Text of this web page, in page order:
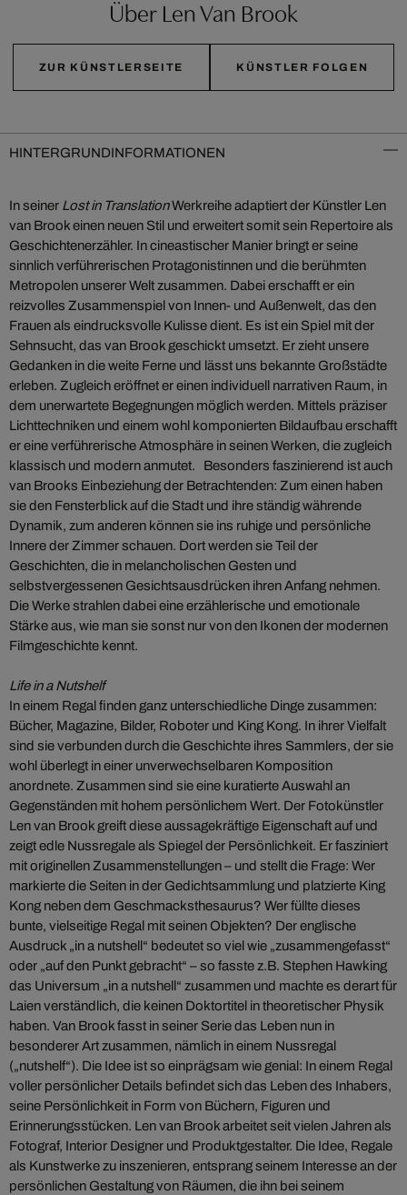
Über Len Van Brook
ZUR KÜNSTLERSEITE KÜNSTLER FOLGEN
HINTERGRUNDINFORMATIONEN
In seiner Lost in TranslationWerkreihe adaptiert der Künstler Len
van Brook einen neuen Stil und erweitert somit sein Repertoire als
Geschichtenerzähler. In cineastischer Manier bringt er seine
sinnlich verführerischen Protagonistinnen und die berühmten
Metropolen unserer Welt zusammen. Dabei erschafft er ein
reizvolles Zusammenspiel von Innen- und Außenwelt, das den
Frauen als eindrucksvolle Kulisse dient. Es ist ein Spiel mit der
Sehnsucht, das van Brook geschickt umsetzt. Er zieht unsere
Gedanken in die weite Ferne und lässt uns bekannte Großstädte
erleben. Zugleich eröffnet er einen individuell narrativen Raum, in
dem unerwartete Begegnungen möglich werden. Mittels präziser
Lichttechniken und einem wohl komponierten Bildaufbau erschafft
er eine verführerische Atmosphäre in seinen Werken, die zugleich
klassisch und modern anmutet. Besonders faszinierend ist auch
van Brooks Einbeziehung der Betrachtenden: Zum einen haben
sie den Fensterblick auf die Stadt und ihre ständig währende
Dynamik, zum anderen können sie ins ruhige und persönliche
Innere der Zimmer schauen. Dort werden sie Teil der
Geschichten, die in melancholischen Gesten und
selbstvergessenen Gesichtsausdrücken ihren Anfang nehmen.
Die Werke strahlen dabei eine erzählerische und emotionale
Stärke aus, wie man sie sonst nur von den Ikonen der modernen
Filmgeschichte kennt.
Life in a Nutshelf
In einem Regal finden ganz unterschiedliche Dinge zusammen:
Bücher, Magazine, Bilder, Roboter und King Kong. In ihrer Vielfalt
sind sie verbunden durch die Geschichte ihres Sammlers, der sie
wohl überlegt in einer unverwechselbaren Komposition
anordnete. Zusammen sind sie eine kuratierte Auswahl an
Gegenständen mit hohem persönlichem Wert. Der Fotokünstler
Len van Brook greift diese aussagekräftige Eigenschaft auf und
zeigt edle Nussregale als Spiegel der Persönlichkeit. Er fasziniert
mit originellen Zusammenstellungen – und stellt die Frage: Wer
markierte die Seiten in der Gedichtsammlung und platzierte King
Kong neben dem Geschmacksthesaurus? Wer füllte dieses
bunte, vielseitige Regal mit seinen Objekten? Der englische
Ausdruck „in a nutshell“ bedeutet so viel wie „zusammengefasst“
oder „auf den Punkt gebracht“ – so fasste z.B. Stephen Hawking
das Universum „in a nutshell“ zusammen und machte es derart für
Laien verständlich, die keinen Doktortitel in theoretischer Physik
haben. Van Brook fasst in seiner Serie das Leben nun in
besonderer Art zusammen, nämlich in einem Nussregal
(„nutshelf“). Die Idee ist so einprägsam wie genial: In einem Regal
voller persönlicher Details befindet sich das Leben des Inhabers,
seine Persönlichkeit in Form von Büchern, Figuren und
Erinnerungsstücken. Len van Brook arbeitet seit vielen Jahren als
Fotograf, Interior Designer und Produktgestalter. Die Idee, Regale
als Kunstwerke zu inszenieren, entsprang seinem Interesse an der
persönlichen Gestaltung von Räumen, die ihn bei seinem